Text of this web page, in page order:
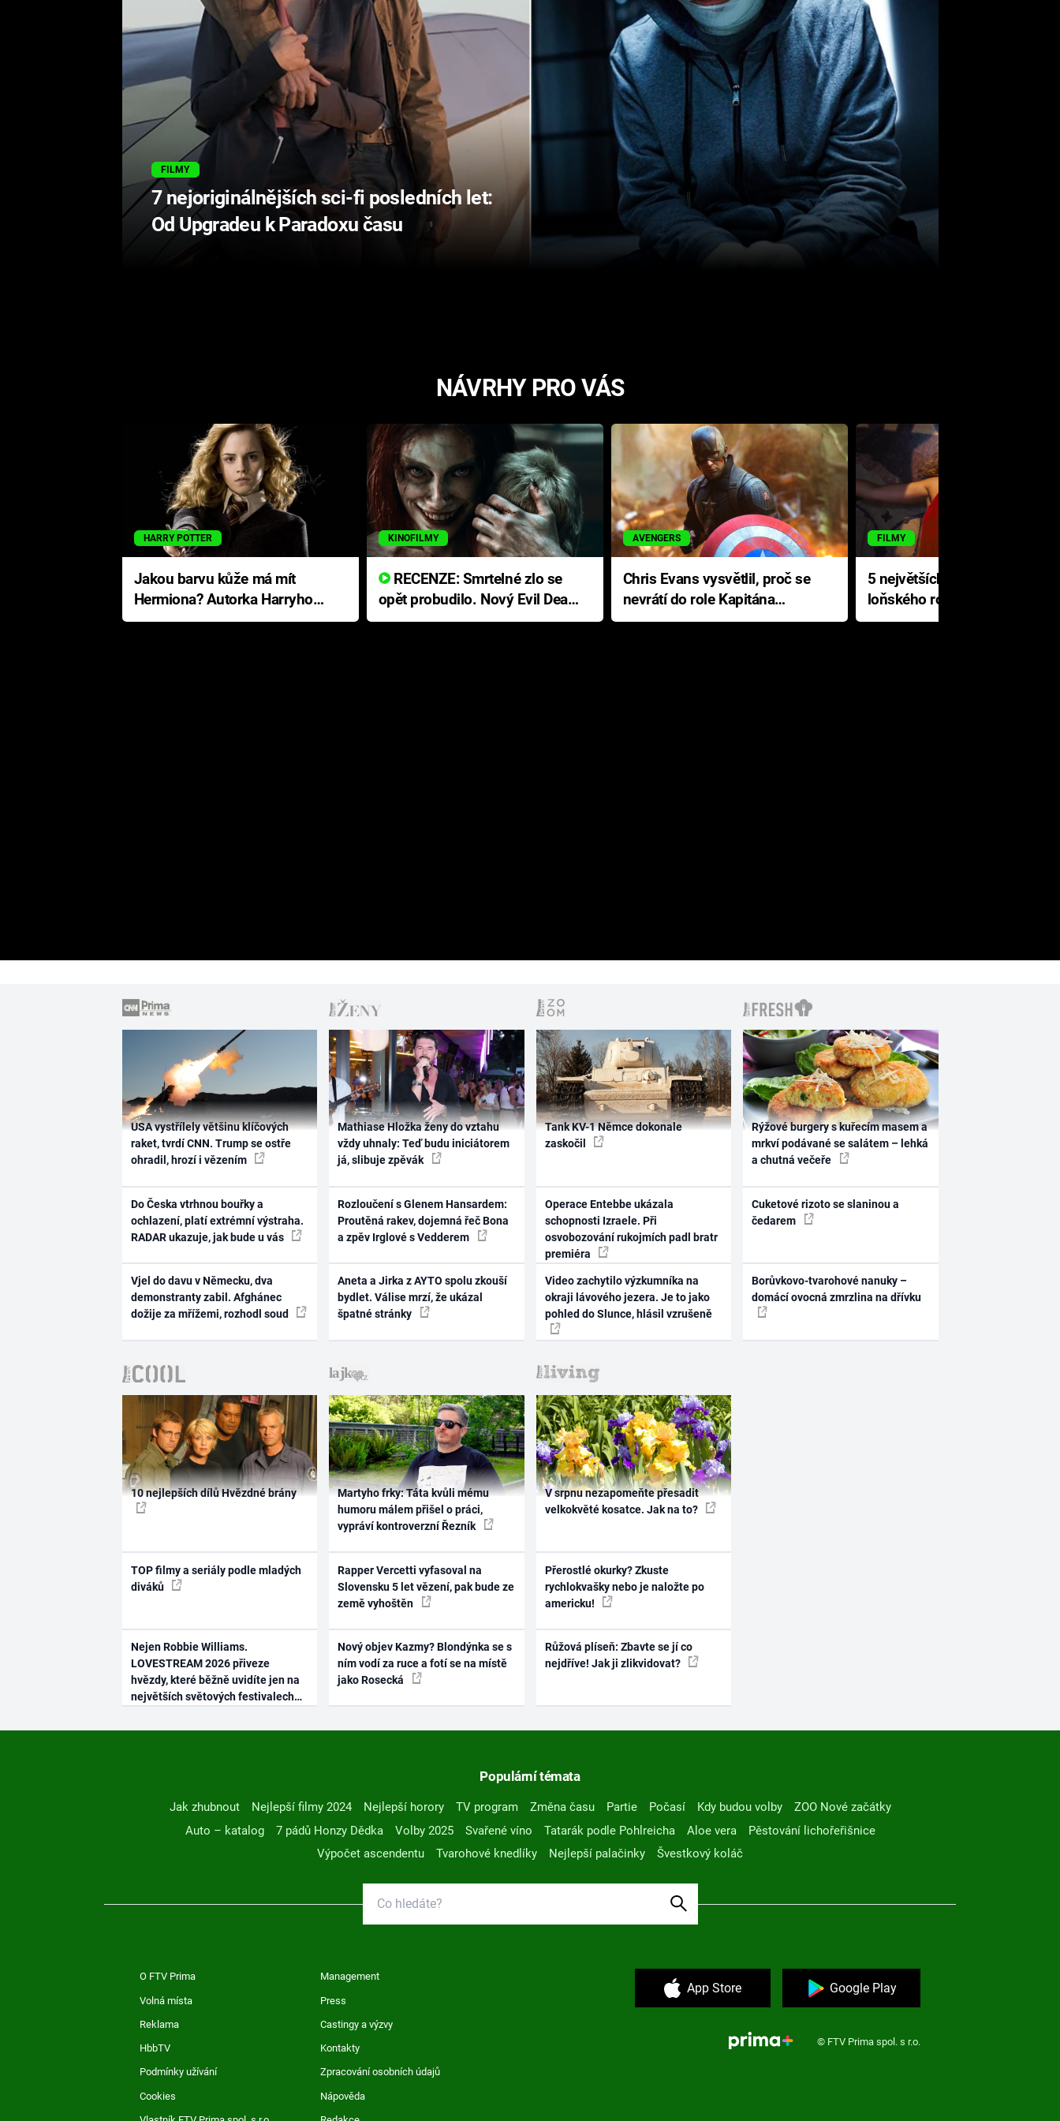
FILMY
7 nejoriginálnějších sci-fi posledních let:
Od Upgradeu k Paradoxu času
NÁVRHY PRO VÁS
HARRY POTTER
Jakou barvu kůže má mít
Hermiona? Autorka Harryho
Pottera přišla s ráznou
KINOFILMY
RECENZE: Smrtelné zlo se
opět probudilo. Nový Evil Dead
přichází s neodolatelnou
AVENGERS
Chris Evans vysvětlil, proč se
nevrátí do role Kapitána
Ameriky
FILMY
5 největších propadáků
loňského roku: Disney na
jediné katastrofě prodělal 200
USA vystřílely většinu klíčových
raket, tvrdí CNN. Trump se ostře
ohradil, hrozí i vězením
Do Česka vtrhnou bouřky a
ochlazení, platí extrémní výstraha.
RADAR ukazuje, jak bude u vás
Vjel do davu v Německu, dva
demonstranty zabil. Afghánec
dožije za mřížemi, rozhodl soud
Mathiase Hložka ženy do vztahu
vždy uhnaly: Teď budu iniciátorem
já, slibuje zpěvák
Rozloučení s Glenem Hansardem:
Proutěná rakev, dojemná řeč Bona
a zpěv Irglové s Vedderem
Aneta a Jirka z AYTO spolu zkouší
bydlet. Válise mrzí, že ukázal
špatné stránky
Tank KV-1 Němce dokonale
zaskočil
Operace Entebbe ukázala
schopnosti Izraele. Při
osvobozování rukojmích padl bratr
premiéra
Video zachytilo výzkumníka na
okraji lávového jezera. Je to jako
pohled do Slunce, hlásil vzrušeně
Rýžové burgery s kuřecím masem a
mrkví podávané se salátem – lehká
a chutná večeře
Cuketové rizoto se slaninou a
čedarem
Borůvkovo-tvarohové nanuky –
domácí ovocná zmrzlina na dřívku
10 nejlepších dílů Hvězdné brány
TOP filmy a seriály podle mladých
diváků
Nejen Robbie Williams.
LOVESTREAM 2026 přiveze
hvězdy, které běžně uvidíte jen na
největších světových festivalech
Martyho frky: Táta kvůli mému
humoru málem přišel o práci,
vypráví kontroverzní Řezník
Rapper Vercetti vyfasoval na
Slovensku 5 let vězení, pak bude ze
země vyhoštěn
Nový objev Kazmy? Blondýnka se s
ním vodí za ruce a fotí se na místě
jako Rosecká
V srpnu nezapomeňte přesadit
velkokvěté kosatce. Jak na to?
Přerostlé okurky? Zkuste
rychlokvašky nebo je naložte po
americku!
Růžová plíseň: Zbavte se jí co
nejdříve! Jak ji zlikvidovat?
Populární témata
Jak zhubnout Nejlepší filmy 2024 Nejlepší horory TV program Změna času Partie Počasí Kdy budou volby
ZOO Nové začátky
Auto – katalog
7 pádů Honzy Dědka Volby 2025 Svařené víno Tatarák podle Pohlreicha Aloe vera
Pěstování lichořeřišnice
Výpočet ascendentu
Tvarohové knedlíky Nejlepší palačinky Švestkový koláč
O FTV Prima Management
Volná místa Press
Reklama Castingy a výzvy
HbbTV Kontakty
Podmínky užívání Zpracování osobních údajů
Cookies Nápověda
App Store Google Play
© FTV Prima spol. s r.o.